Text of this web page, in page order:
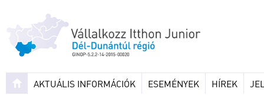
AKTUÁLIS INFORMÁCIÓK ESEMÉNYEK HÍREK